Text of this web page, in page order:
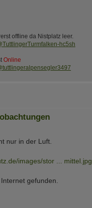
offline da Nistplatz leer.
hc5sh
Online
nur in der Luft.
images/stor ... mittel.jpg
gefunden.